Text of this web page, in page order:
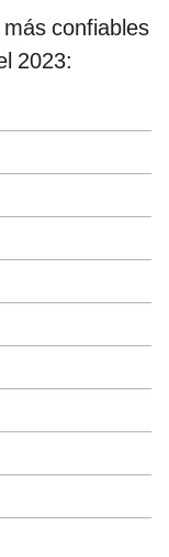
confiables
2023: